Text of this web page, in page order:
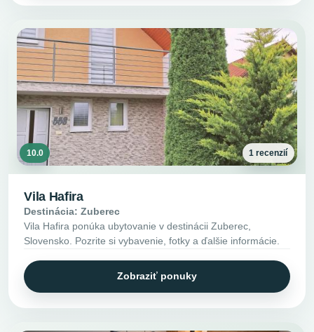
10.0 1 recenzií
Vila Hafira
Destinácia: Zuberec
Vila Hafira ponúka ubytovanie v destinácii Zuberec,
Slovensko. Pozrite si vybavenie, fotky a ďalšie informácie.
Zobraziť ponuky